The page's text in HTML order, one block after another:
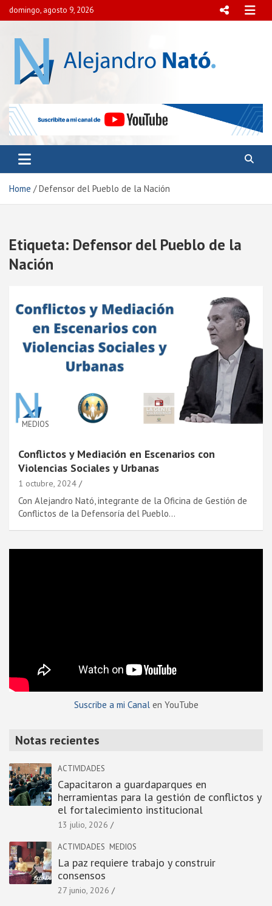
Skip
to
domingo, agosto 9, 2026
Alejandro Nató
la Democracia y la Paz Social.
Home Defensor del Pueblo de la Nación
Etiqueta: Defensor del Pueblo de la
Nación
MEDIOS
Conflictos y Mediación en Escenarios con
Violencias Sociales y Urbanas
1 octubre, 2024
Con Alejandro Nató, integrante de la Oficina de Gestión de
Conflictos de la Defensoría del Pueblo…
Suscribe a mi Canalen YouTube
Notas recientes
ACTIVIDADES
Capacitaron a guardaparques en
herramientas para la gestión de conflictos y
el fortalecimiento institucional
13 julio, 2026
ACTIVIDADES MEDIOS
La paz requiere trabajo y construir
consensos
27 junio, 2026